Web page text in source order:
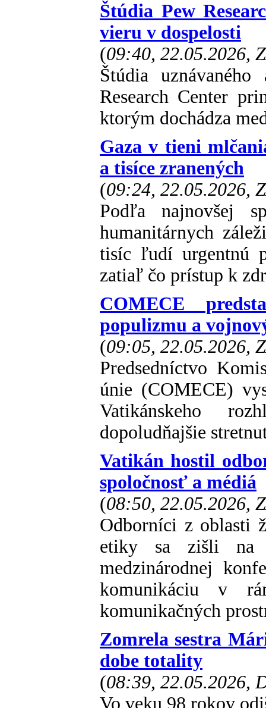
Štúdia Pew
vieru v dospelosti
(09:40, 22.05.2026,
Štúdia
Research Center
ktorým dochádza
Gaza v tieni
a tisíce zranených
(09:24, 22.05.2026,
Podľa najnovšej
humanitárnych
tisíc ľudí urgentnú
zatiaľ čo prístup k
COMECE
populizmu a
(09:05, 22.05.2026,
Predsedníctvo
únie (COMECE)
Vatikánskeho
dopoludňajšie
Vatikán hostil
spoločnosť a médiá
(08:50, 22.05.2026,
Odborníci z oblasti
etiky sa zišli na
medzinárodnej
komunikáciu v
komunikačných
Zomrela sestra
dobe totality
(08:39, 22.05.2026,
Vo veku 98 rokov